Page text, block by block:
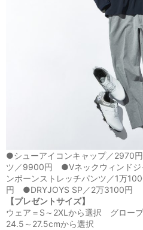
●シューアイコンキャップ／2970
ツ／9900円 ●Vネックウィンド
ンボーンストレッチパンツ／1万
円 ●DRYJOYS SP／2万3100円
【プレゼントサイズ】
ウェア＝S～2XLから選択 グロー
24.5～27.5cmから選択